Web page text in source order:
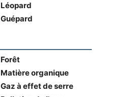
Léopard
Guépard
Forêt
Matière organique
Gaz à effet de serre